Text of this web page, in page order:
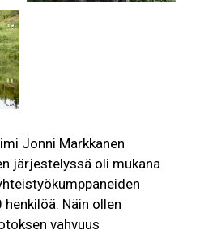
Jonni Markkanen
järjestelyssä oli mukana
Näin ollen
vahvuus